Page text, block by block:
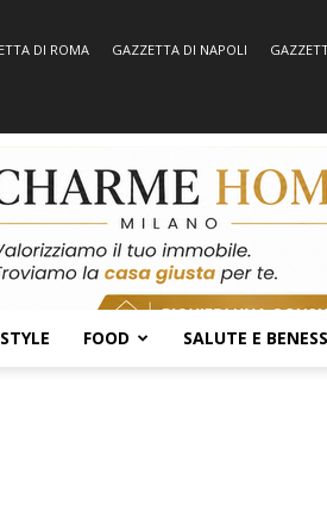
DI ROMA GAZZETTA DI NAPOLI
FOOD SALUTE E